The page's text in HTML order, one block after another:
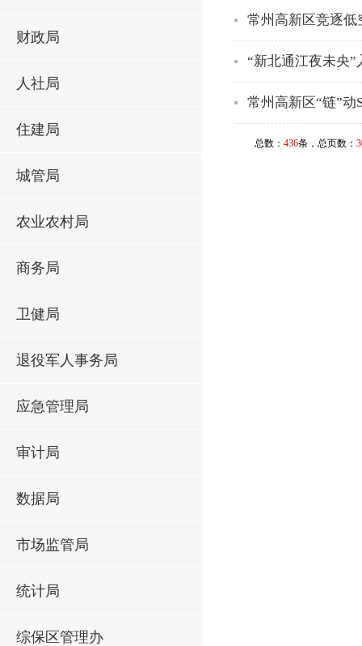
财政局
人社局
住建局
城管局
农业农村局
商务局
卫健局
退役军人事务局
应急管理局
审计局
数据局
市场监管局
统计局
综保区管理办
常州高新区竞逐低
“新北通江夜未央
常州高新区“链”动
总数： 436条，总页数：